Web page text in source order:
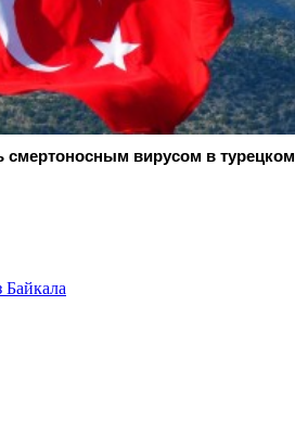
смертоносным вирусом в турецком
Байкала